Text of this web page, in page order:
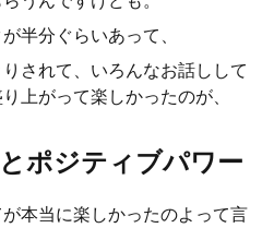
半分ぐらいあって、
されて、いろんなお話しして
上がって楽しかったのが、
ポジティブパワー
本当に楽しかったのよって言